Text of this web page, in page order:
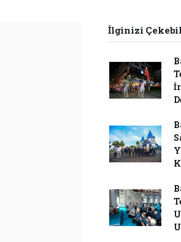
İlginizi